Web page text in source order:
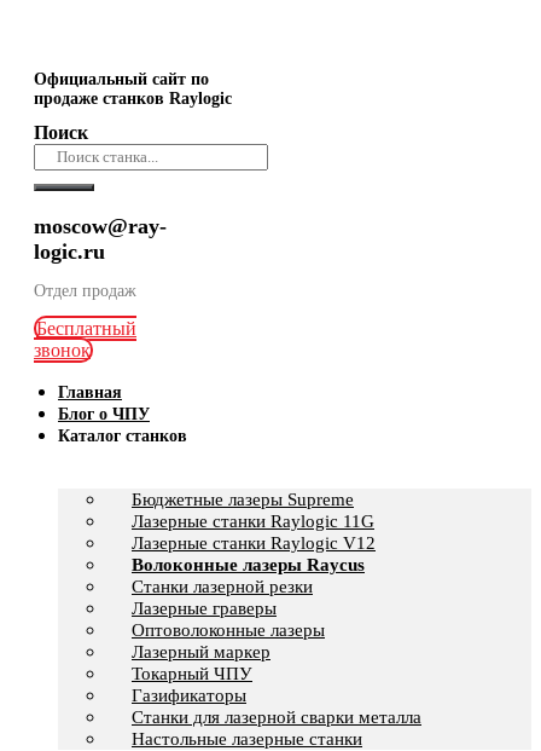
Официальный сайт по
продаже станков Raylogic
Поиск
moscow@ray-
logic.ru
Отдел продаж
Бесплатный
звонок
Главная
Блог о ЧПУ
Каталог станков
Бюджетные лазеры Supreme
Лазерные станки Raylogic 11G
Лазерные станки Raylogic V12
Волоконные лазеры Raycus
Станки лазерной резки
Лазерные граверы
Оптоволоконные лазеры
Лазерный маркер
Токарный ЧПУ
Газификаторы
Cтанки для лазерной сварки металла
Настольные лазерные станки